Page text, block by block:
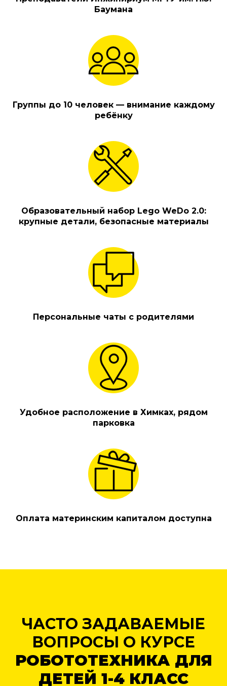
Баумана
Группы до 10 человек — внимание каждому
ребёнку
Образовательный набор Lego WeDo 2.0:
крупные детали, безопасные материалы
Персональные чаты с родителями
Удобное расположение в Химках, рядом
парковка
Оплата материнским капиталом доступна
ЧАСТО ЗАДАВАЕМЫЕ
ВОПРОСЫ О КУРСЕ
РОБОТОТЕХНИКА ДЛЯ
ДЕТЕЙ 1-4 КЛАСС